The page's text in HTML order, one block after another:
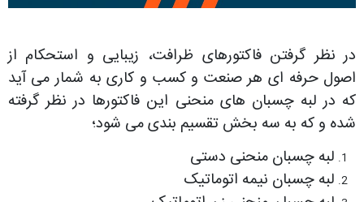
در نظر گرفتن فاکتورهای ظرافت، زیبایی و استحکام از
اصول حرفه ای هر صنعت و کسب و کاری به شمار می آید
که در لبه چسبان های منحنی این فاکتورها در نظر گرفته
شده و که به سه بخش تقسیم بندی می شود؛
لبه چسبان منحنی دستی
لبه چسبان نیمه اتوماتیک